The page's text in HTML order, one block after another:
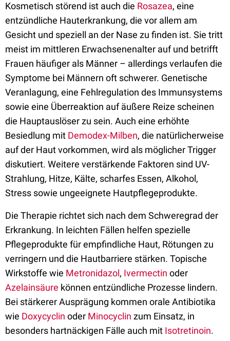
Kosmetisch störend ist auch die Rosazea, eine
entzündliche Hauterkrankung, die vor allem am
Gesicht und speziell an der Nase zu finden ist. Sie tritt
meist im mittleren Erwachsenenalter auf und betrifft
Frauen häufiger als Männer – allerdings verlaufen die
Symptome bei Männern oft schwerer. Genetische
Veranlagung, eine Fehlregulation des Immunsystems
sowie eine Überreaktion auf äußere Reize scheinen
die Hauptauslöser zu sein. Auch eine erhöhte
Besiedlung mit Demodex-Milben, die natürlicherweise
auf der Haut vorkommen, wird als möglicher Trigger
diskutiert. Weitere verstärkende Faktoren sind UV-
Strahlung, Hitze, Kälte, scharfes Essen, Alkohol,
Stress sowie ungeeignete Hautpflegeprodukte.
Die Therapie richtet sich nach dem Schweregrad der
Erkrankung. In leichten Fällen helfen spezielle
Pflegeprodukte für empfindliche Haut, Rötungen zu
verringern und die Hautbarriere stärken. Topische
Wirkstoffe wie Metronidazol, Ivermectin oder
Azelainsäure können entzündliche Prozesse lindern.
Bei stärkerer Ausprägung kommen orale Antibiotika
wie Doxycyclin oder Minocyclin zum Einsatz, in
besonders hartnäckigen Fälle auch mit Isotretinoin.